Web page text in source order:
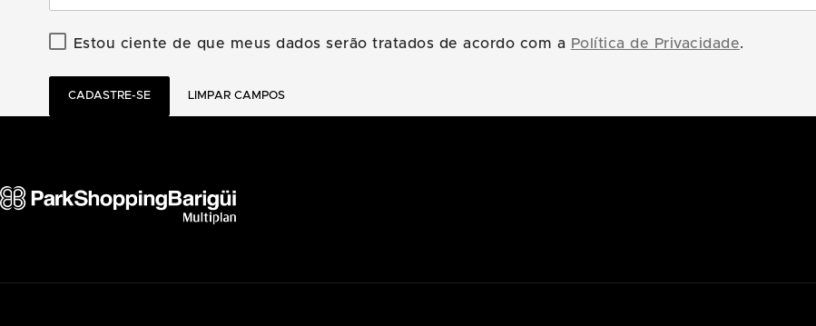
Estou ciente de que meus dados serão tratados de acordo com a Política de Privacidade.
CADASTRE-SE LIMPAR CAMPOS